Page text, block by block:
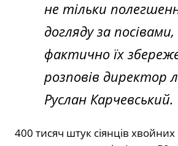
не тільки
догляду за
фактично їх
розповів директор
Руслан Карчевський.
400 тисяч штук сіянців